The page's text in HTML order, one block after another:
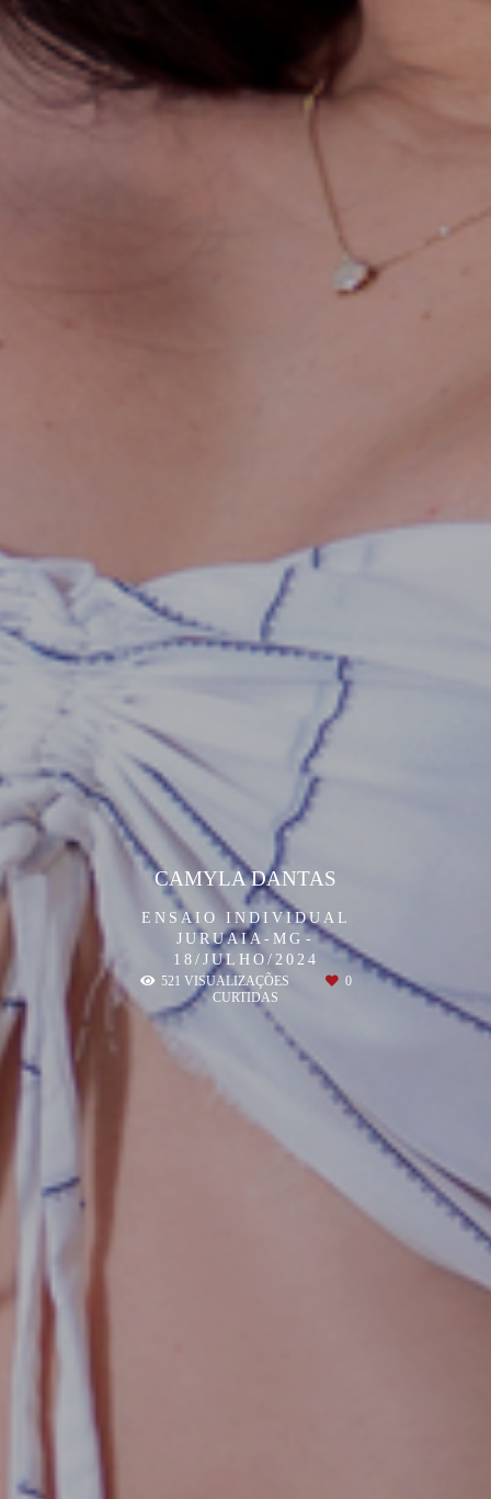
ENSAIO INDIVIDUAL
JURUAIA-MG
18/JULHO/2024
CAMYLA DANTAS
521 VISUALIZAÇÕES
0
CURTIDAS